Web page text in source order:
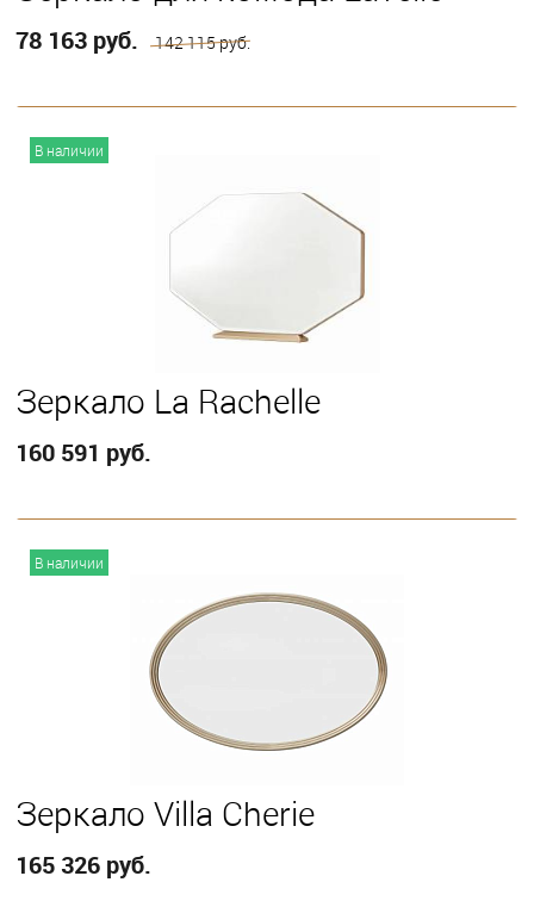
78 163 руб. 142 115 руб.
В наличии
Зеркало La Rachelle
160 591 руб.
В наличии
Зеркало Villa Cherie
165 326 руб.